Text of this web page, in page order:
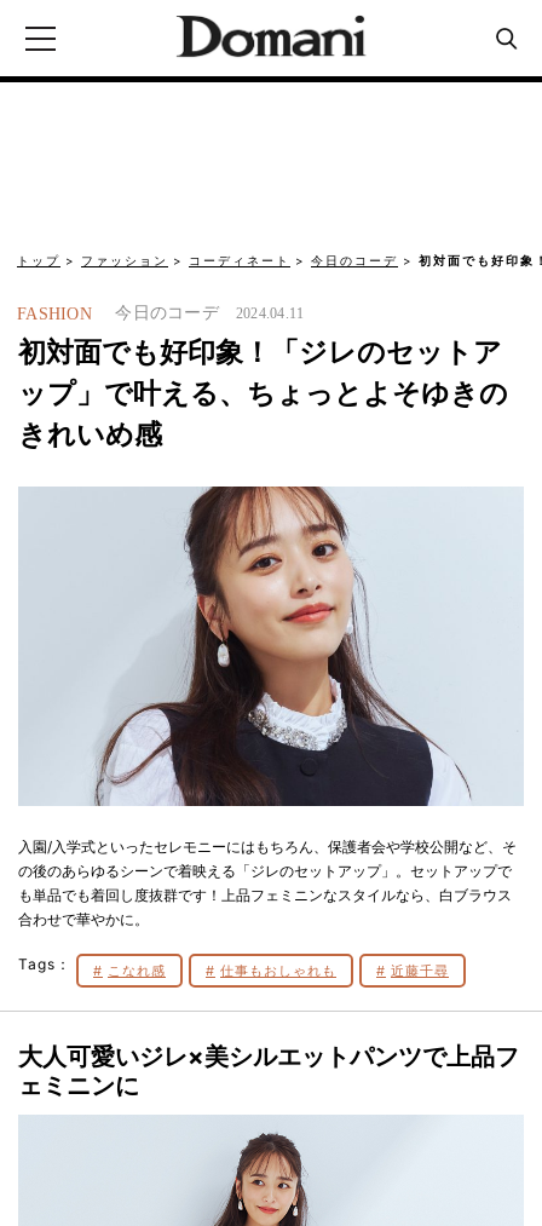
トップ ファッション コーディネート 今日のコーデ 初対面でも好印象
FASHION 今日のコーデ 2024.04.11
初対面でも好印象！「ジレのセットア
ップ」で叶える、ちょっとよそゆきの
きれいめ感
入園/入学式といったセレモニーにはもちろん、保護者会や学校公開など、そ
の後のあらゆるシーンで着映える「ジレのセットアップ」。セットアップで
も単品でも着回し度抜群です！上品フェミニンなスタイルなら、白ブラウス
合わせで華やかに。
Tags： こなれ感 仕事もおしゃれも 近藤千尋
大人可愛いジレ×美シルエットパンツで上品フ
ェミニンに